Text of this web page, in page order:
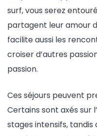
surf, vous serez
partagent leur amour
facilite aussi les
croiser d’autres
passion.
Ces séjours peuvent
Certains sont axés sur
stages intensifs, tandis